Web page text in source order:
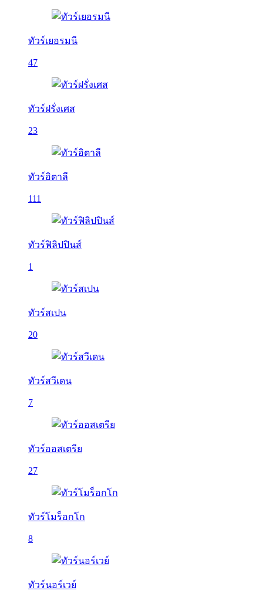
ทัวร์เยอรมนี
47
ทัวร์ฝรั่งเศส
23
ทัวร์อิตาลี
111
ทัวร์ฟิลิปปินส์
1
ทัวร์สเปน
20
ทัวร์สวีเดน
7
ทัวร์ออสเตรีย
27
ทัวร์โมร็อกโก
8
ทัวร์นอร์เวย์